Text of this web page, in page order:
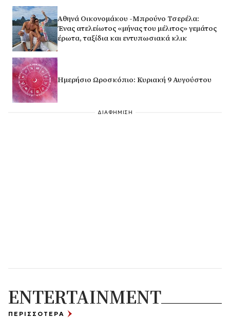
Αθηνά Οικονομάκου -Μπρούνο Τσερέλα:
Ένας ατελείωτος «μήνας του μέλιτος» γεμάτος
έρωτα, ταξίδια και εντυπωσιακά κλικ
Ημερήσιο Ωροσκόπιο: Κυριακή 9 Αυγούστου
ΔΙΑΦΗΜΙΣΗ
ENTERTAINMENT
ΠΕΡΙΣΣΟΤΕΡΑ